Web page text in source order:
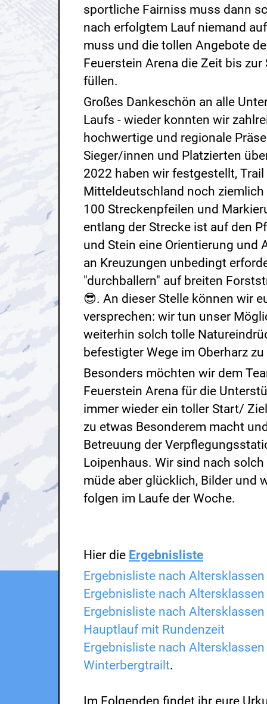
sportliche Fairniss muss dann
nach erfolgtem Lauf niemand
muss und die tollen Angebote
Feuerstein Arena die Zeit bis zur
füllen.
Großes Dankeschön an alle
Laufs - wieder konnten wir
hochwertige und regionale
Sieger/innen und Platzierten
2022 haben wir festgestellt,
Mitteldeutschland noch ziemlich
100 Streckenpfeilen und
entlang der Strecke ist auf den
und Stein eine Orientierung und
an Kreuzungen unbedingt
"durchballern" auf breiten
😎. An dieser Stelle können wir
versprechen: wir tun unser
weiterhin solch tolle
befestigter Wege im Oberharz
Besonders möchten wir dem
Feuerstein Arena für die
immer wieder ein toller Start/
zu etwas Besonderem macht
Betreuung der
Loipenhaus. Wir sind nach solch
müde aber glücklich, Bilder und
folgen im Laufe der Woche.
Hier die Ergebnisliste
Ergebnisliste nach
Ergebnisliste nach
Ergebnisliste nach
Hauptlauf mit Rundenzeit
Ergebnisliste nach
Winterbergtrailt.